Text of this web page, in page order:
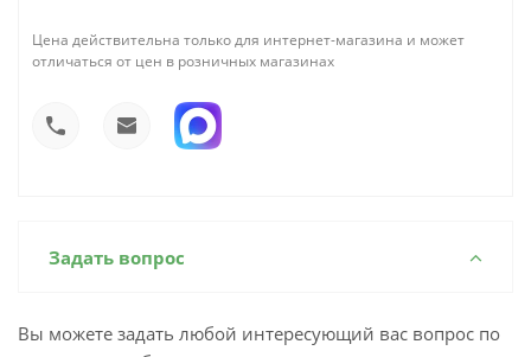
Цена действительна только для интернет-магазина и может
отличаться от цен в розничных магазинах
Задать вопрос
Вы можете задать любой интересующий вас вопрос по